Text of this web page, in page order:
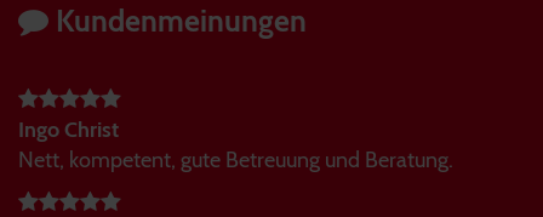
Kundenmeinungen
Ingo Christ
Nett, kompetent, gute Betreuung und Beratung.